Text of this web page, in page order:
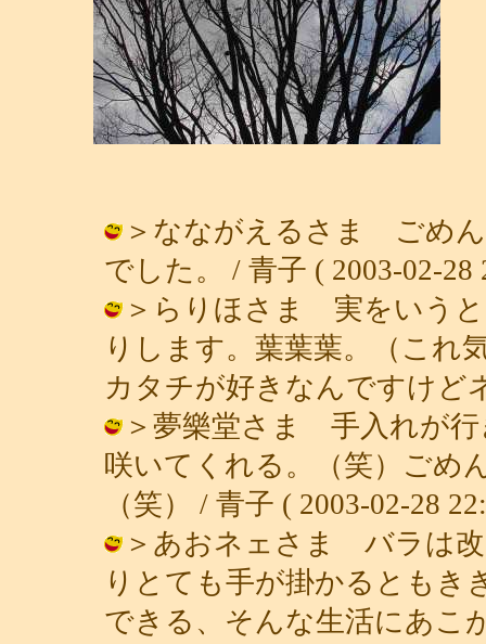
＞なながえるさま ごめ
でした。 / 青子 ( 2003-02-28
＞らりほさま 実をいうと
りします。葉葉葉。（これ
カタチが好きなんですけど
＞夢樂堂さま 手入れが行
咲いてくれる。（笑）ごめ
（笑） / 青子 ( 2003-02-28
＞あおネェさま バラは改
りとても手が掛かるともき
できる、そんな生活にあこ